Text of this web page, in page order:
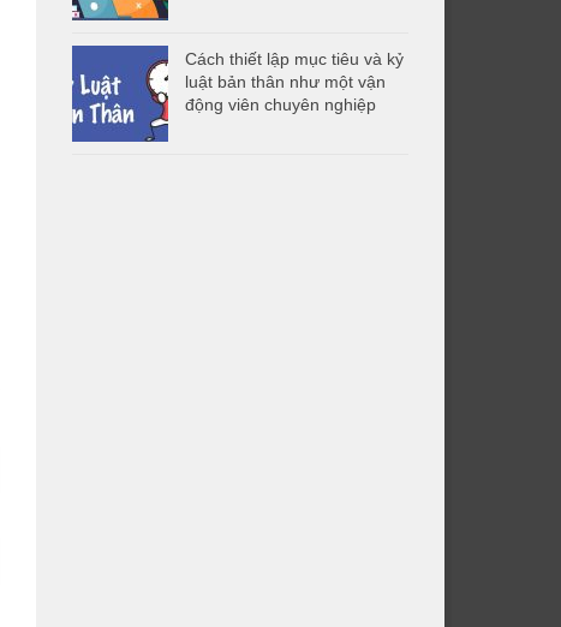
Cách thiết lập mục tiêu và kỷ
luật bản thân như một vận
động viên chuyên nghiệp